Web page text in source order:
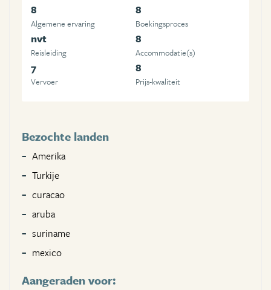
8
Algemene ervaring
8
Boekingsproces
nvt
Reisleiding
8
Accommodatie(s)
7
Vervoer
8
Prijs-kwaliteit
Bezochte landen
Amerika
Turkije
curacao
aruba
suriname
mexico
Aangeraden voor: